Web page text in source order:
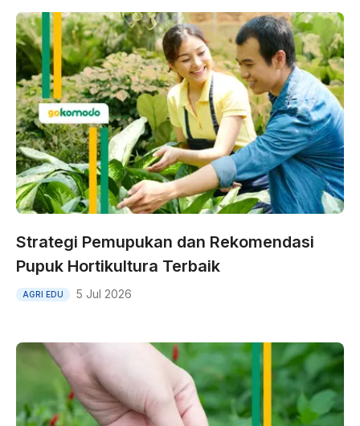
Strategi Pemupukan dan Rekomendasi
Pupuk Hortikultura Terbaik
AGRI EDU 5 Jul 2026